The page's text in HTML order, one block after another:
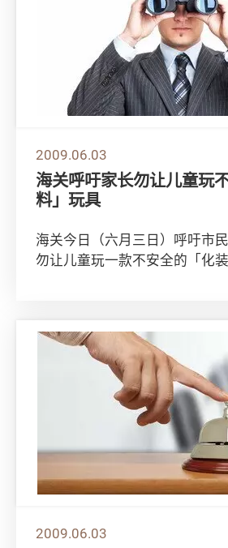
2009.06.03
海关呼吁家长勿让儿童玩
料」玩具
海关今日（六月三日）呼吁市
勿让儿童玩一款不安全的「化
2009.06.03